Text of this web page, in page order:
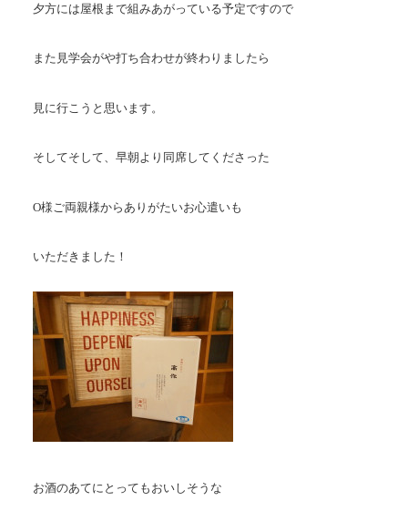
夕方には屋根まで組みあがっている予定ですので
また見学会がや打ち合わせが終わりましたら
見に行こうと思います。
そしてそして、早朝より同席してくださった
O様ご両親様からありがたいお心遣いも
いただきました！
お酒のあてにとってもおいしそうな